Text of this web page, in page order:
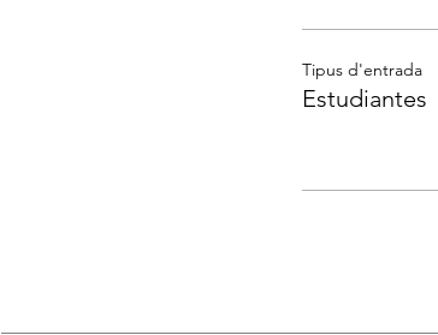
Tipus d'entrada
Estudiantes